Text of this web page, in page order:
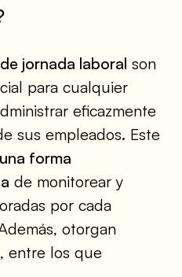
jornada laboral son
para cualquier
eficazmente
sus empleados. Este
forma
de monitorear y
por cada
otorgan
entre los que